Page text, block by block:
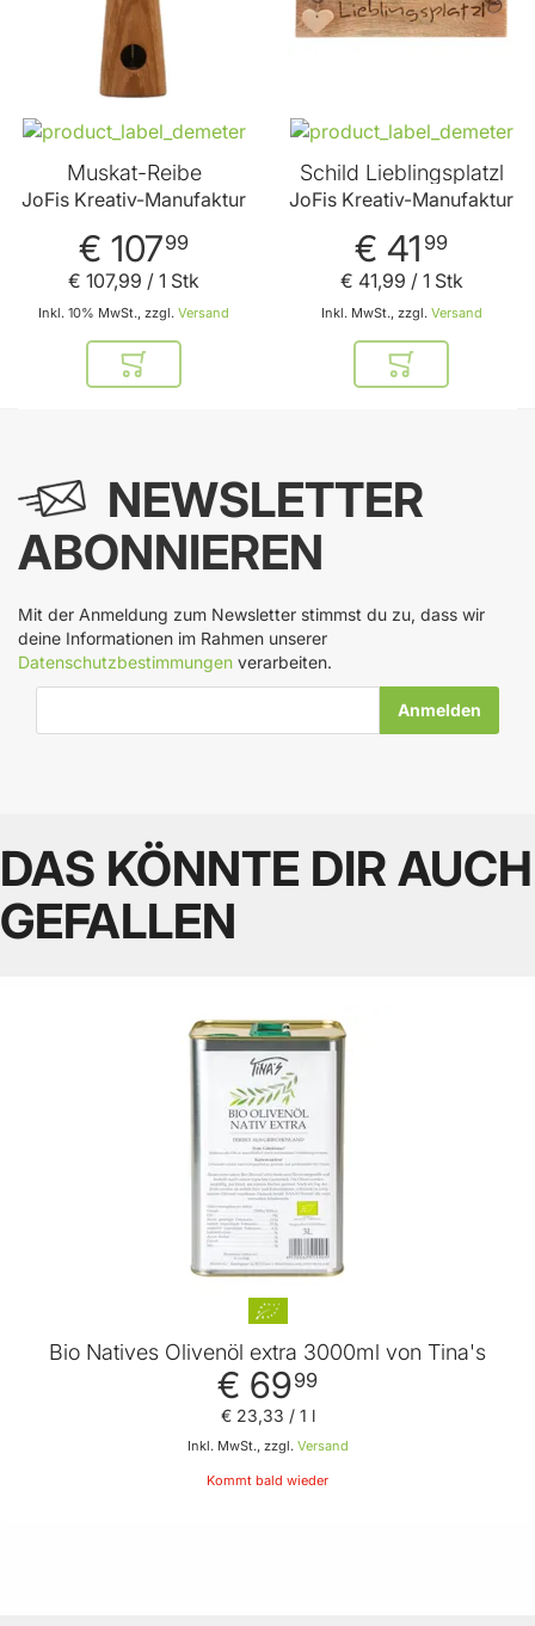
Muskat-Reibe
JoFis Kreativ-Manufaktur
€ 10799
Inkl. 10% MwSt., zzgl. Versand
€ 107,99 / 1 Stk
In den Warenkorb
Schild Lieblingsplatzl
JoFis Kreativ-Manufaktur
€ 41 99
Inkl. MwSt., zzgl. Versand
€ 41,99 / 1 Stk
In den
NEWSLETTER
ABONNIEREN
Mit der Anmeldung zum Newsletter stimmst du zu, dass wir
deine Informationen im Rahmen unserer
Datenschutzbestimmungen verarbeiten.
DAS KÖNNTE DIR AUCH
GEFALLEN
Bio Natives Olivenöl extra 3000ml von Tina's
€ 6999
Inkl. MwSt., zzgl. Versand
€ 23,33 / 1 l
Kommt bald wieder